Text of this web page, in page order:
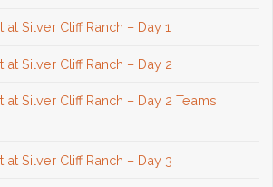
at Silver Cliff Ranch – Day 1
at Silver Cliff Ranch – Day 2
at Silver Cliff Ranch – Day 2 Teams
at Silver Cliff Ranch – Day 3